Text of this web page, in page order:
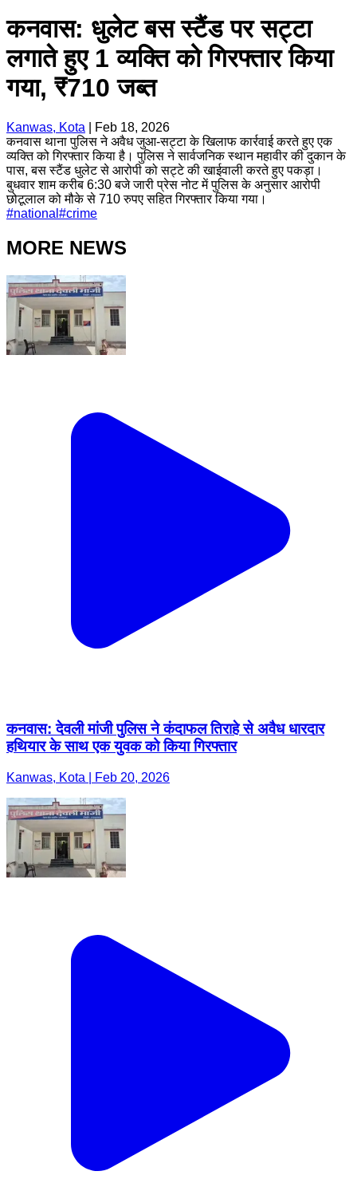
कनवास: धुलेट बस स्टैंड पर सट्टा
लगाते हुए 1 व्यक्ति को गिरफ्तार किया
गया, ₹710 जब्त
Kanwas, Kota
Feb 18, 2026
कनवास थाना पुलिस ने अवैध जुआ-सट्टा के खिलाफ कार्रवाई करते हुए एक
व्यक्ति को गिरफ्तार किया है। पुलिस ने सार्वजनिक स्थान महावीर की दुकान के
पास, बस स्टैंड धुलेट से आरोपी को सट्टे की खाईवाली करते हुए पकड़ा।
बुधवार शाम करीब 6:30 बजे जारी प्रेस नोट में पुलिस के अनुसार आरोपी
छोटूलाल को मौके से 710 रुपए सहित गिरफ्तार किया गया।
#national #crime
MORE NEWS
कनवास: देवली मांजी पुलिस ने कंदाफल तिराहे से अवैध धारदार
हथियार के साथ एक युवक को किया गिरफ्तार
Kanwas, Kota | Feb 20, 2026